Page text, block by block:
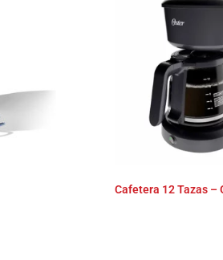
Cafetera 12 Tazas –